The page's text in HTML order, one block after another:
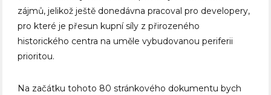
zájmů, jelikož ještě donedávna pracoval pro developery,
pro které je přesun kupní síly z přirozeného
historického centra na uměle vybudovanou periferii
prioritou.
Na začátku tohoto 80 stránkového dokumentu bych